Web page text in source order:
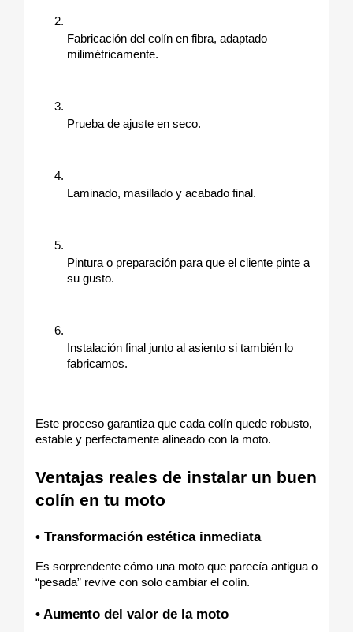
Fabricación del colín en fibra, adaptado
milimétricamente.
Prueba de ajuste en seco.
Laminado, masillado y acabado final.
Pintura o preparación para que el cliente pinte a
su gusto.
Instalación final junto al asiento si también lo
fabricamos.
Este proceso garantiza que cada colín quede robusto,
estable y perfectamente alineado con la moto.
Ventajas reales de instalar un buen
colín en tu moto
• Transformación estética inmediata
Es sorprendente cómo una moto que parecía antigua o
“pesada” revive con solo cambiar el colín.
• Aumento del valor de la moto